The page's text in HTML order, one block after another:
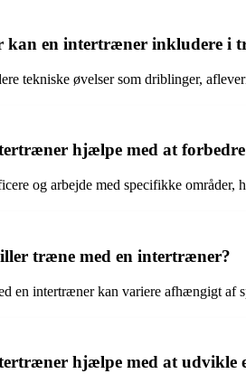
kan en intertræner inkludere i
tekniske øvelser som driblinger,
hjælpe med at
og arbejde med specifikke
træne med en intertræner?
en intertræner kan variere afhængigt af
hjælpe med at udvikle